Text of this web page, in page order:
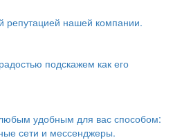
репутацией нашей компании.
подскажем как его
удобным для вас способом:
сети и мессенджеры.